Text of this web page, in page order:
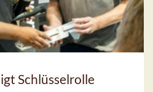
Schlüsselrolle